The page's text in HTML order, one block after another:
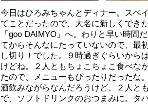
今日はひろみちゃんとディナー。スペ
てことだったので、大名に新しくでき
「goo DAIMYO」へ。わりと早い時間
てからそんなにたっていないので、最
し切り！でした。９時過ぎぐらいから
けどね。２人ともちょこちょこ食べな
たので、メニューもぴったりだったな
酒飲みながらなんだろうけど、２人と
で、ソフトドリンクのおつまみに。タ